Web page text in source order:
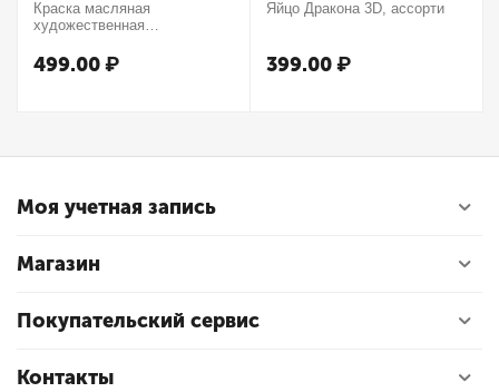
Краска масляная
художественная
37мл, туба, оранжевый
499.00₽
Яйцо Дракона 3D, ассорти
399.00₽
Моя учетная запись
Магазин
Покупательский сервис
Контакты